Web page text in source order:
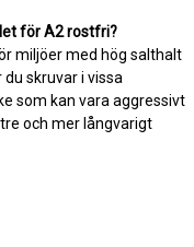
för A2 rostfri?
miljöer med hög salthalt
skruvar i vissa
som kan vara aggressivt
och mer långvarigt